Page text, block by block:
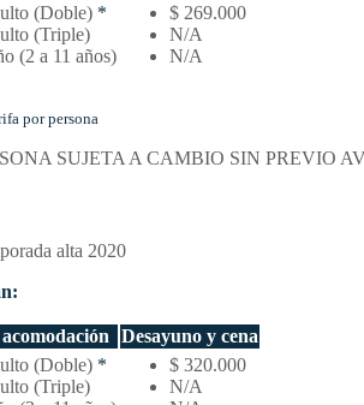
(Doble) *
(Triple)
(2 a 11 años)
$ 269.000
N/A
N/A
por persona
SUJETA A CAMBIO SIN PREVIO
alta 2020
Desayuno y cena
(Doble) *
(Triple)
$ 320.000
N/A